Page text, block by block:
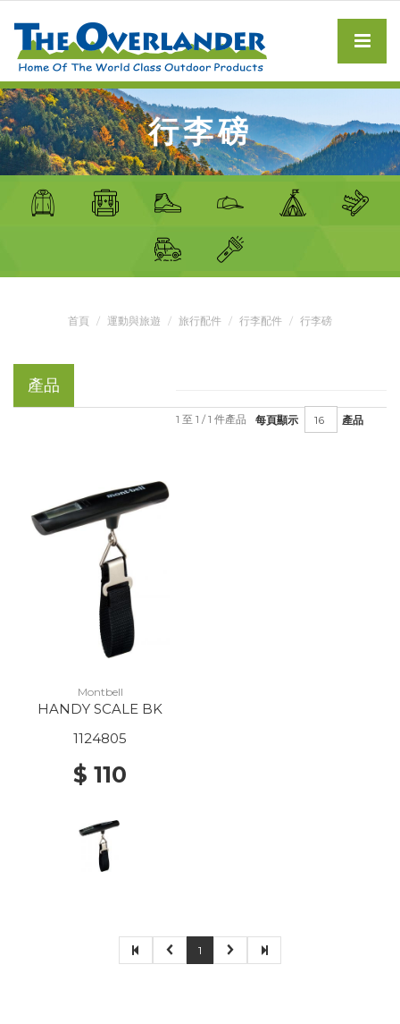
行李磅
首頁 運動與旅遊 旅行配件 行李配件 行李磅
產品
每頁顯示 產品
1 至 1 / 1 件產品
Montbell
HANDY SCALE BK
1124805
$ 110
1